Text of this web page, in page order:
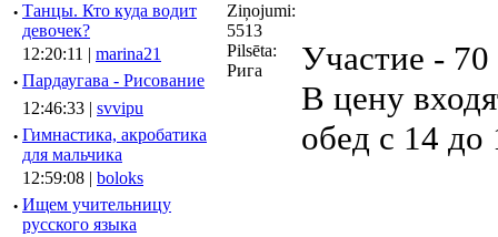
· Танцы. Кто куда водит
девочек?
12:20:11 | marina21
· Пардаугава - Рисование
12:46:33 | svvipu
· Гимнастика, акробатика
для мальчика
12:59:08 | boloks
· Ищем учительницу
русского языка
Ziņojumi:
5513
Pilsēta:
Рига
Участие -
В цену
обед с 14 до